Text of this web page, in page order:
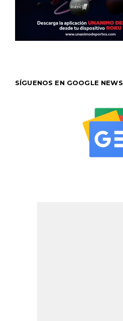
SÍGUENOS EN GOOGLE NEWS